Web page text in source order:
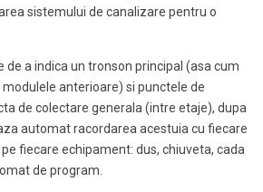
sistemului de canalizare pentru o
de a indica un tronson principal (asa cum
anterioare) si punctele de
de colectare generala (intre etaje), dupa
automat racordarea acestuia cu fiecare
fiecare echipament: dus, chiuveta, cada
de program.